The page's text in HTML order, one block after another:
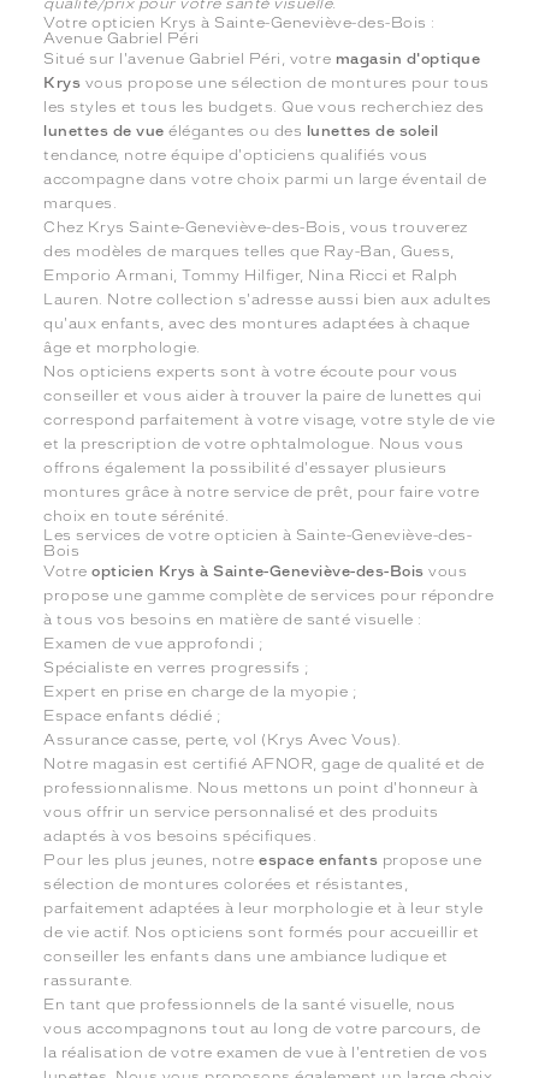
Votre opticien Krys à Sainte-Geneviève-des-Bois :
Avenue Gabriel Péri
Situé sur l'avenue Gabriel Péri, votre magasin d'optique
Krys vous propose une sélection de montures pour tous
les styles et tous les budgets. Que vous recherchiez des
lunettes de vue élégantes ou des lunettes de soleil
tendance, notre équipe d'opticiens qualifiés vous
accompagne dans votre choix parmi un large éventail de
marques.
Chez Krys Sainte-Geneviève-des-Bois, vous trouverez
des modèles de marques telles que Ray-Ban, Guess,
Emporio Armani, Tommy Hilfiger, Nina Ricci et Ralph
Lauren. Notre collection s'adresse aussi bien aux adultes
qu'aux enfants, avec des montures adaptées à chaque
âge et morphologie.
Nos opticiens experts sont à votre écoute pour vous
conseiller et vous aider à trouver la paire de lunettes qui
correspond parfaitement à votre visage, votre style de vie
et la prescription de votre ophtalmologue. Nous vous
offrons également la possibilité d'essayer plusieurs
montures grâce à notre service de prêt, pour faire votre
choix en toute sérénité.
Les services de votre opticien à Sainte-Geneviève-des-
Bois
Votreopticien Krys à Sainte-Geneviève-des-Bois vous
propose une gamme complète de services pour répondre
à tous vos besoins en matière de santé visuelle :
Examen de vue approfondi ;
Spécialiste en verres progressifs ;
Expert en prise en charge de la myopie ;
Espace enfants dédié ;
Assurance casse, perte, vol (Krys Avec Vous).
Notre magasin est certifié AFNOR, gage de qualité et de
professionnalisme. Nous mettons un point d'honneur à
vous offrir un service personnalisé et des produits
adaptés à vos besoins spécifiques.
Pour les plus jeunes, notreespace enfants propose une
sélection de montures colorées et résistantes,
parfaitement adaptées à leur morphologie et à leur style
de vie actif. Nos opticiens sont formés pour accueillir et
conseiller les enfants dans une ambiance ludique et
rassurante.
En tant que professionnels de la santé visuelle, nous
vous accompagnons tout au long de votre parcours, de
la réalisation de votre examen de vue à l'entretien de vos